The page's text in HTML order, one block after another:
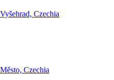
Czechia
Czechia